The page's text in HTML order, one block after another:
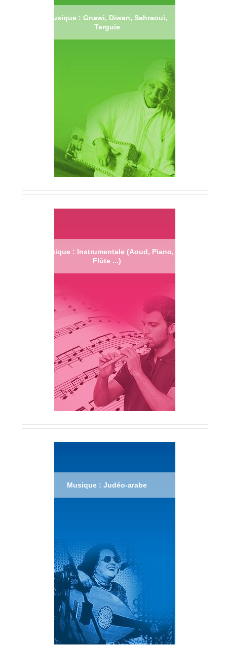
Musique : Gnawi, Diwan, Sahraoui,
Terguie
Musique : Instrumentale (Aoud, Piano,
Flûte ...)
Musique : Judéo-arabe